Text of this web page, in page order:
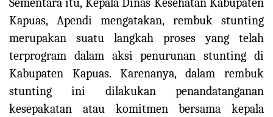
Kapuas, Apendi mengatakan, rembuk stunting
merupakan suatu langkah proses yang telah
terprogram dalam aksi penurunan stunting di
Kabupaten Kapuas. Karenanya, dalam rembuk
stunting ini dilakukan penandatanganan
kesepakatan atau komitmen bersama kepala